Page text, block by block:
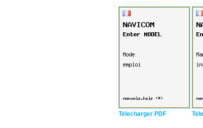
Telecharger PDF